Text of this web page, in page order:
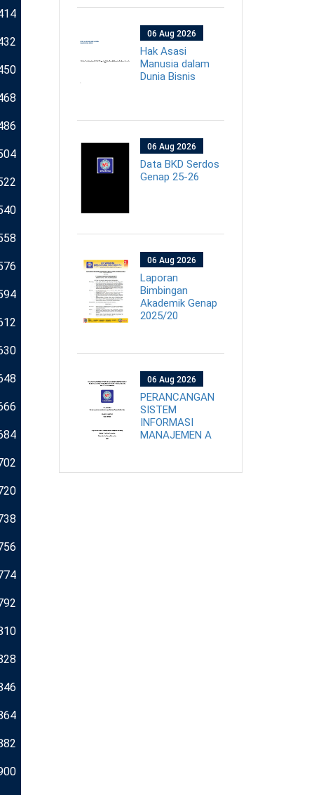
06 Aug 2026
Hak Asasi
Manusia dalam
Dunia Bisnis
06 Aug 2026
Data BKD Serdos
Genap 25-26
06 Aug 2026
Laporan
Bimbingan
Akademik Genap
2025/20
06 Aug 2026
PERANCANGAN
SISTEM
INFORMASI
MANAJEMEN A